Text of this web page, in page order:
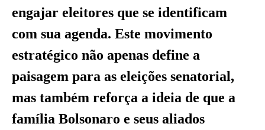
engajar eleitores que se identificam
com sua agenda. Este movimento
estratégico não apenas define a
paisagem para as eleições senatorial,
mas também reforça a ideia de que a
família Bolsonaro e seus aliados